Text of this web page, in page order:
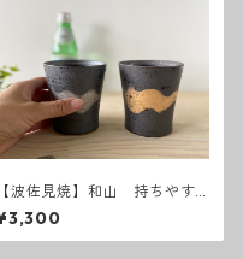
【波佐見焼】和山 持ちやす
抜群の焼酎カップ 刷
毛 波佐見焼